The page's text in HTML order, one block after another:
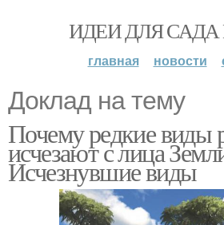
ИДЕИ ДЛЯ САДА
главная новости
Доклад на тему
Почему редкие виды
исчезают с лица
Исчезнувшие виды